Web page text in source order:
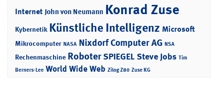
Internet John von Neumann Konrad Zuse
Kybernetik Künstliche Intelligenz Microsoft
Mikrocomputer NASA Nixdorf Computer AG NSA
Rechenmaschine RoboterSPIEGELSteve Jobs Tim
Berners-Lee World Wide Web Zilog Z80 Zuse KG